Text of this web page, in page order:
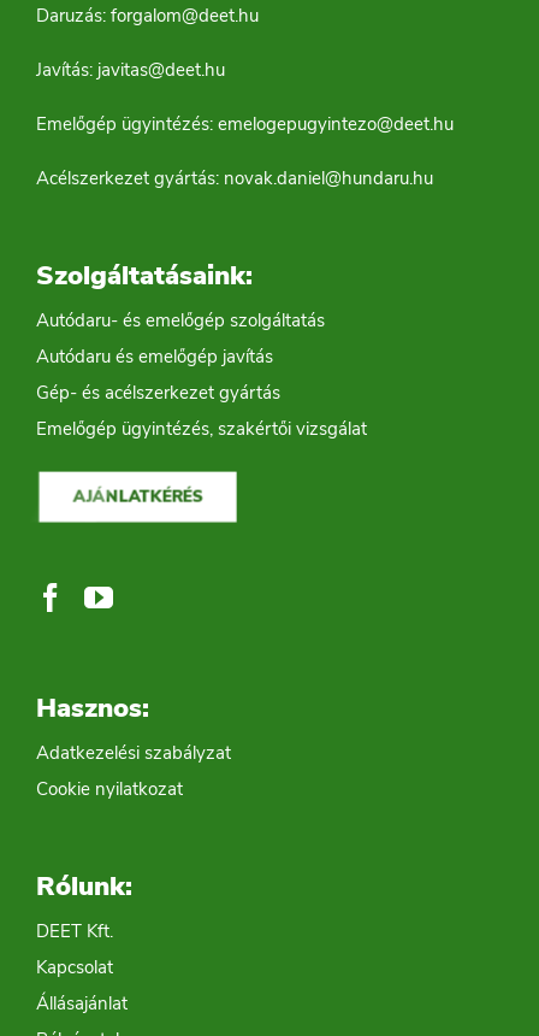
Daruzás: forgalom@deet.hu
Javítás: javitas@deet.hu
Emelőgép ügyintézés: emelogepugyintezo@deet.hu
Acélszerkezet gyártás: novak.daniel@hundaru.hu
Szolgáltatásaink:
Autódaru- és emelőgép szolgáltatás
Autódaru és emelőgép javítás
Gép- és acélszerkezet gyártás
Emelőgép ügyintézés, szakértői vizsgálat
AJÁNLATKÉRÉS
Hasznos:
Adatkezelési szabályzat
Cookie nyilatkozat
Rólunk:
DEET Kft.
Kapcsolat
Állásajánlat